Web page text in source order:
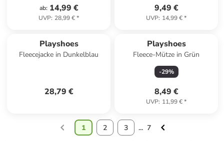
ab: 14,99 €
UVP: 28,99 €*
9,49 €
UVP: 14,99 €*
Playshoes
Fleecejacke in Dunkelblau
28,79 €
Playshoes
Fleece-Mütze in Grün
-29%
8,49 €
UVP: 11,99 €*
1 2 3 ... 7